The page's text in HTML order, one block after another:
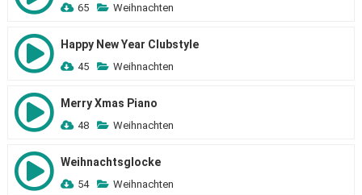
65 Weihnachten
Happy New Year Clubstyle
45 Weihnachten
Merry Xmas Piano
48 Weihnachten
Weihnachtsglocke
54 Weihnachten